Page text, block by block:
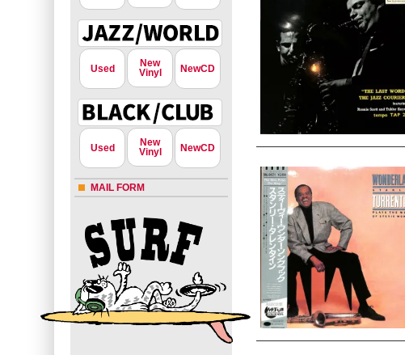
Used
New
Vinyl
NewCD
Used
New
Vinyl
NewCD
MAIL FORM